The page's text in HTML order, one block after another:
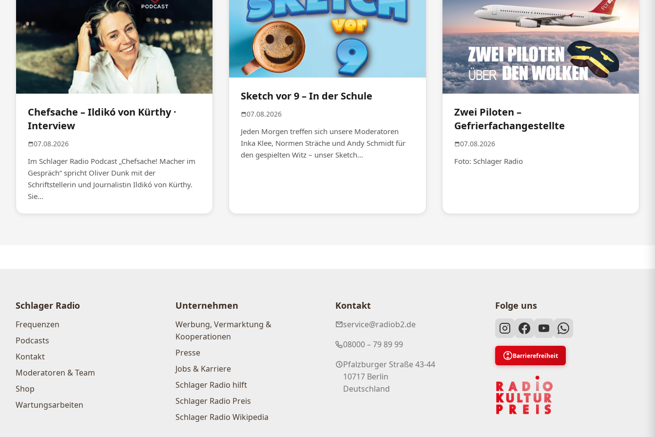
Chefsache – Ildikó von Kürthy ·
Interview
07.08.2026
Im Schlager Radio Podcast „Chefsache! Macher im
Gespräch“ spricht Oliver Dunk mit der
Schriftstellerin und Journalistin Ildikó von Kürthy.
Sie...
Sketch vor 9 – In der Schule
07.08.2026
Jeden Morgen treffen sich unsere Moderatoren
Inka Klee, Normen Sträche und Andy Schmidt für
den gespielten Witz – unser Sketch...
Zwei Piloten –
Gefrierfachangestellte
07.08.2026
Foto: Schlager Radio
Schlager Radio
Frequenzen
Podcasts
Kontakt
Moderatoren & Team
Shop
Wartungsarbeiten
Unternehmen
Werbung, Vermarktung &
Kooperationen
Presse
Jobs & Karriere
Schlager Radio hilft
Schlager Radio Preis
Schlager Radio Wikipedia
Kontakt
service@radiob2.de
08000 – 79 89 99
Pfalzburger Straße 43-44
10717 Berlin
Deutschland
Folge uns
Barrierefreiheit